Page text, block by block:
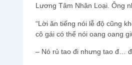
Lương Tâm Nhân Loại. Ông
“Lời ăn tiếng nói lễ độ cũng
cô gái có thể nói oang oang
– Nó rủ tao đi nhưng tao đ…